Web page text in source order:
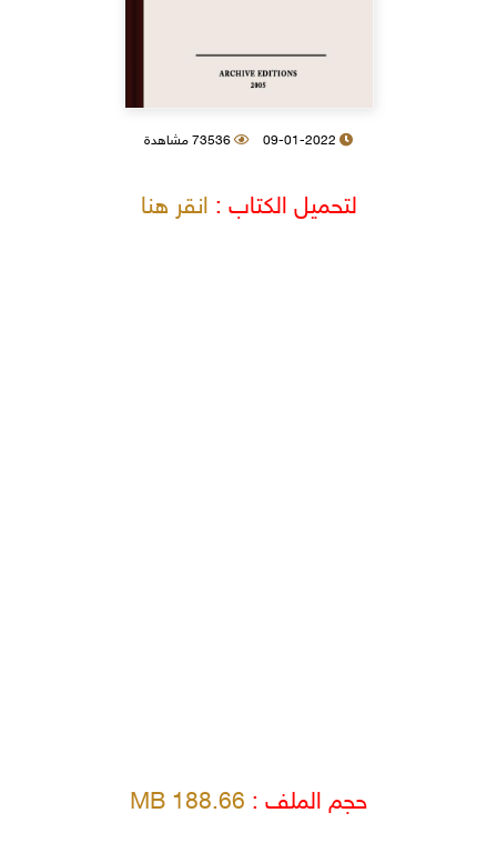
09-01-2022 73536 مشاهدة
لتحميل الكتاب :انقر هنا
حجم الملف : 188.66 MB